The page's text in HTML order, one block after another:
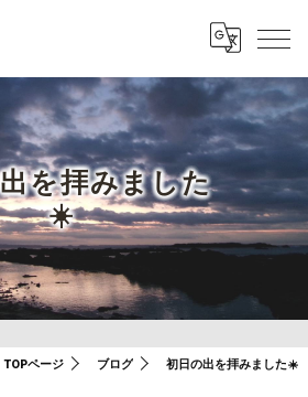
を拝みました
☀️
TOPページ ブログ 初日の出を拝みました☀️